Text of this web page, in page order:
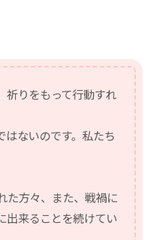
祈りをもって行動すれ
ないのです。私たち
方々、また、戦禍に
出来ることを続けてい